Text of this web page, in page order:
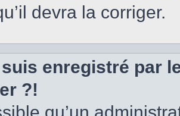
devra la corriger.
enregistré par
?!